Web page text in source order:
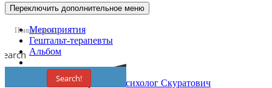
Переключить дополнительное меню
Search!
Мероприятия
Гештальт-терапевты
Альбом